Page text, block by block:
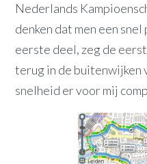
Nederlands
denken dat men een
eerste deel, zeg de
terug in de buitenwijken
snelheid er voor mij